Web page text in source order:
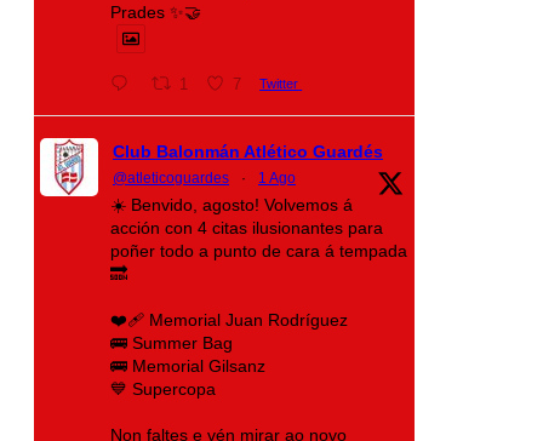
Prades ✨🤝
1 7 Twitter
Club Balonmán Atlético Guardés
@atleticoguardes · 1 Ago
☀️ Benvido, agosto! Volvemos á
acción con 4 citas ilusionantes para
poñer todo a punto de cara á tempada
🔜
❤️‍🩹 Memorial Juan Rodríguez
🚌 Summer Bag
🚌 Memorial Gilsanz
💙 Supercopa
Non faltes e vén mirar ao novo